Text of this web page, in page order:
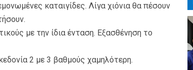
καταιγίδες. Λίγα χιόνια θα πέσουν
με την ίδια ένταση. Εξασθένηση το
2 με 3 βαθμούς χαμηλότερη.